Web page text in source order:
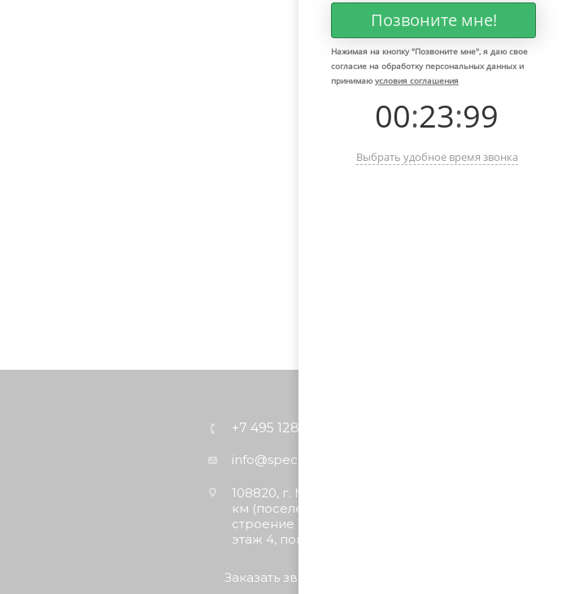
+7 495 128-75-76
info@spec-trucks.ru
108820, г. Москва, Киевское шоссе 21-й
км (поселение Мосрентген), дом 3
строение 1 (Бизнес-центр G10), корпус А,
этаж 4, помещение 4.5
Заказать звонок
Позвоните мне!
Нажимая на кнопку "Позвоните мне", я даю свое
согласие на обработку персональных данных и
принимаю условия соглашения
00:23:99
Выбрать удобное время звонка